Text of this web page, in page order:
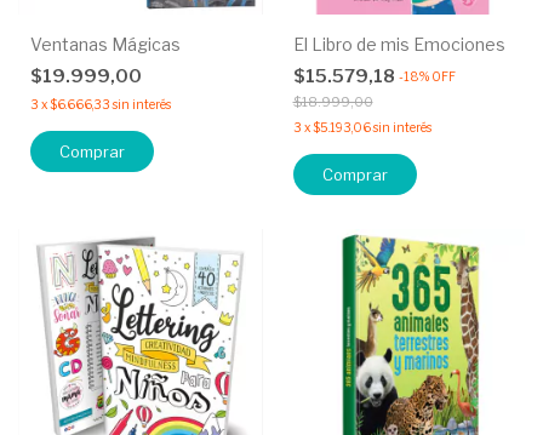
Ventanas Mágicas
$19.999,00
3 x$6.666,33 sin interés
Comprar
El Libro de mis Emociones
$15.579,18 -18% OFF
$18.999,00
3 x$5.193,06sin interés